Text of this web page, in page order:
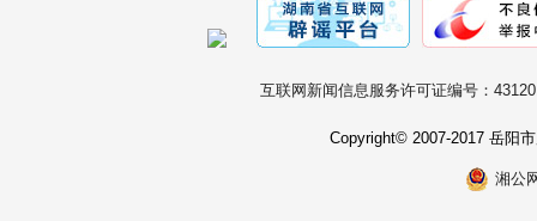
互联网新闻信息服务许可证编号：
Copyright© 2007-2017 岳阳
湘公